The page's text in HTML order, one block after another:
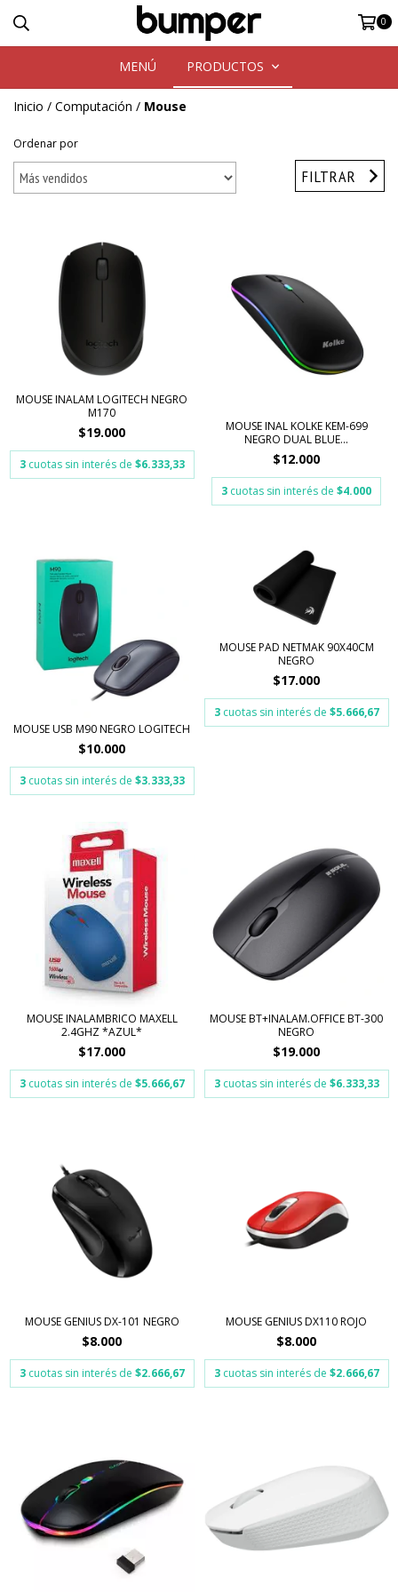
0
MENÚ PRODUCTOS
Inicio / Computación / Mouse
Ordenar por
FILTRAR
MOUSE INALAM LOGITECH NEGRO
M170
$19.000
3 cuotas sin interés de $6.333,33
MOUSE INAL KOLKE KEM-699
NEGRO DUAL BLUE...
$12.000
3 cuotas sin interés de $4.000
MOUSE USB M90 NEGRO LOGITECH
$10.000
3 cuotas sin interés de $3.333,33
MOUSE PAD NETMAK 90X40CM
NEGRO
$17.000
3 cuotas sin interés de $5.666,67
MOUSE INALAMBRICO MAXELL
2.4GHZ *AZUL*
$17.000
3 cuotas sin interés de $5.666,67
MOUSE BT+INALAM.OFFICE BT-300
NEGRO
$19.000
3 cuotas sin interés de $6.333,33
MOUSE GENIUS DX-101 NEGRO
$8.000
3 cuotas sin interés de $2.666,67
MOUSE GENIUS DX110 ROJO
$8.000
3 cuotas sin interés de $2.666,67